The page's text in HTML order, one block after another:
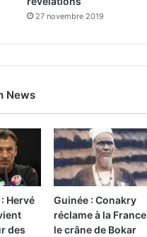
27 novembre 2019
News
Hervé
des
Guinée : Conakry
réclame à la France
le crâne de Bokar